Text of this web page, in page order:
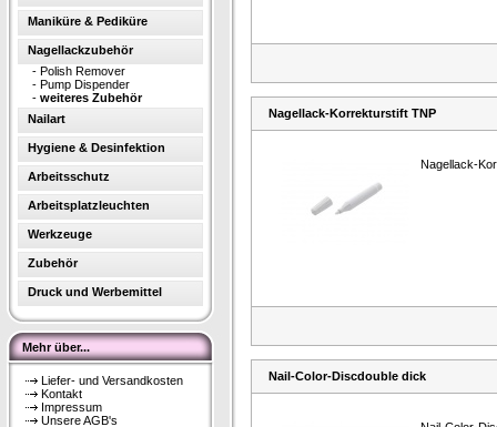
Maniküre & Pediküre
Nagellackzubehör
- Polish Remover
- Pump Dispender
- weiteres Zubehör
Nailart
Hygiene & Desinfektion
Arbeitsschutz
Arbeitsplatzleuchten
Werkzeuge
Zubehör
Druck und Werbemittel
Mehr über...
Liefer- und Versandkosten
Kontakt
Impressum
Unsere AGB's
Nagellack-Korrekturstift TNP
Nagellack-
Nail-Color-Discdouble dick